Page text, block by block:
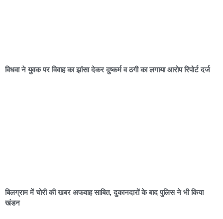
विधवा ने युवक पर विवाह का झांसा देकर दुष्कर्म व ठगी का लगाया आरोप रिपोर्ट दर्ज
बिलग्राम में चोरी की खबर अफवाह साबित, दुकानदारों के बाद पुलिस ने भी किया
खंडन